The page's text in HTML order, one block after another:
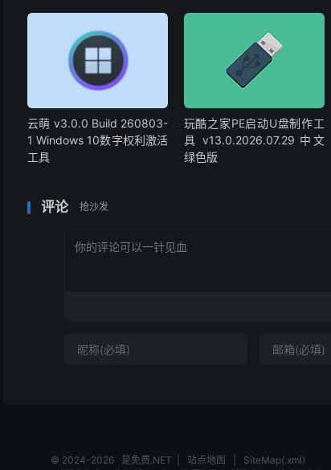
云萌 v3.0.0 Build 260803-
1 Windows 10数字权利激活
工具
玩酷之家PE启动U盘制作工
具 v13.0.2026.07.29 中文
绿色版
评论 抢沙发
© 2024-2026 是免费.NET 站点地图
SiteMap(.xml)